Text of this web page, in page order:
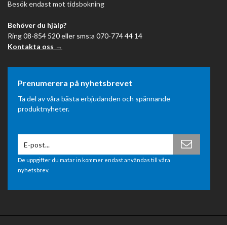
Besök endast mot tidsbokning
Behöver du hjälp?
Ring 08-854 520 eller sms:a 070-774 44 14
Kontakta oss →
Prenumerera på nyhetsbrevet
Ta del av våra bästa erbjudanden och spännande
produktnyheter.
De uppgifter du matar in kommer endast användas till våra
nyhetsbrev.